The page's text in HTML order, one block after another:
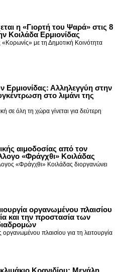
η «Γιορτή του Ψαρά» στις 8
Κοιλάδα Ερμιονίδας
με τη Δημοτική Κοινότητα
Ερμιονίδας: Αλληλεγγύη στην
στο λιμάνι της
σε όλη τη χώρα γίνεται για δεύτερη
αιμοδοσίας από τον
«Φράγχθι» Κοιλάδας
«Φράγχθι» Κοιλάδας διοργανώνει
οργανωμένου πλαισίου
και την προστασία των
οργανωμένου πλαισίου για τη λειτουργία